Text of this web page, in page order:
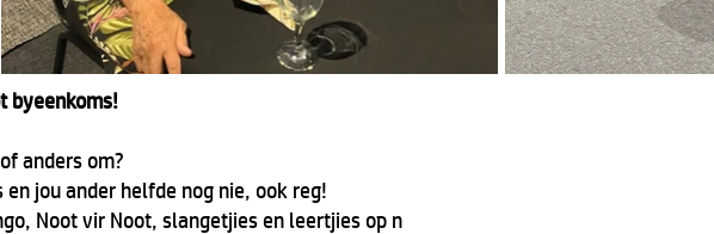
byeenkoms!
anders om?
jou ander helfde nog nie, ook reg!
Noot vir Noot, slangetjies en leertjies op n